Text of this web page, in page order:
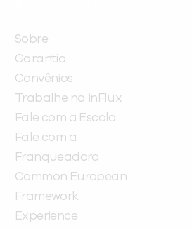
Sobre
Garantia
Convênios
Trabalhe na inFlux
Fale com a Escola
Fale com a
Franqueadora
Common European
Framework
Experience